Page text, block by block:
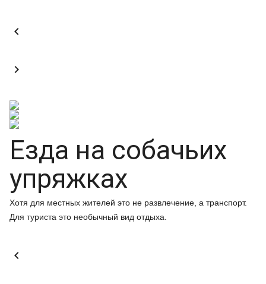


Езда на собачьих
упряжках
Хотя для местных жителей это не развлечение, а транспорт.
Для туриста это необычный вид отдыха.
